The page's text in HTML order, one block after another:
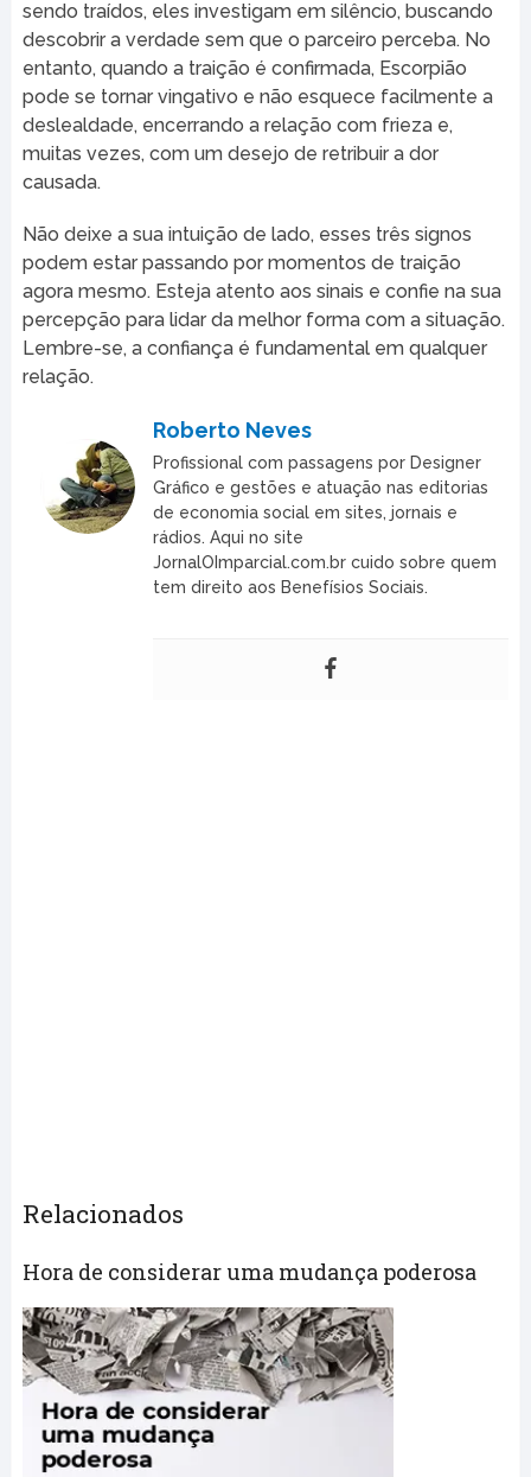
sendo traídos, eles investigam em silêncio, buscando
descobrir a verdade sem que o parceiro perceba. No
entanto, quando a traição é confirmada, Escorpião
pode se tornar vingativo e não esquece facilmente a
deslealdade, encerrando a relação com frieza e,
muitas vezes, com um desejo de retribuir a dor
causada.
Não deixe a sua intuição de lado, esses três signos
podem estar passando por momentos de traição
agora mesmo. Esteja atento aos sinais e confie na sua
percepção para lidar da melhor forma com a situação.
Lembre-se, a confiança é fundamental em qualquer
relação.
Roberto Neves
Profissional com passagens por Designer
Gráfico e gestões e atuação nas editorias
de economia social em sites, jornais e
rádios. Aqui no site
JornalOImparcial.com.br cuido sobre quem
tem direito aos Benefísios Sociais.
Relacionados
Hora de considerar uma mudança poderosa